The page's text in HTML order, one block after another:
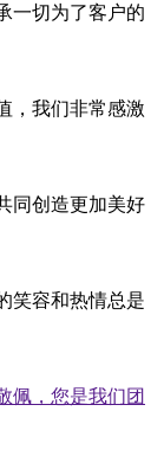
一切为了客户的
，我们非常感激
同创造更加美好
笑容和热情总是
佩，您是我们团